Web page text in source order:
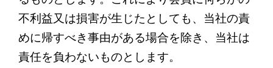
不利益又は損害が生じたとしても、当社の責
めに帰すべき事由がある場合を除き、当社は
責任を負わないものとします。